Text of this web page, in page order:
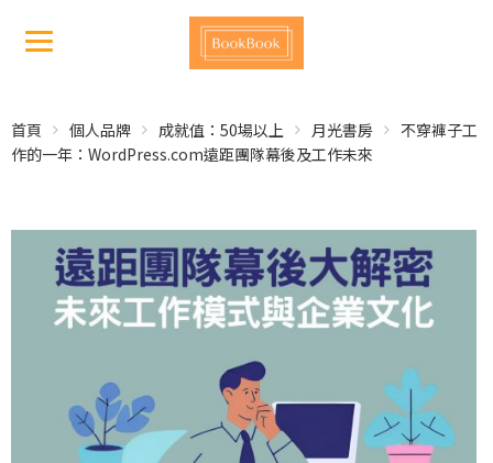
首頁 個人品牌 成就值：50場以上 月光書房
不穿褲子工
作的一年：WordPress.com遠距團隊幕後及工作未來